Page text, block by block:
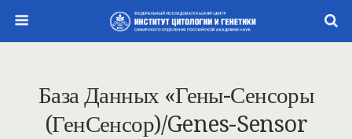
База Данных «Гены-Сенсоры
(ГенСенсор)/Genes-Sensor